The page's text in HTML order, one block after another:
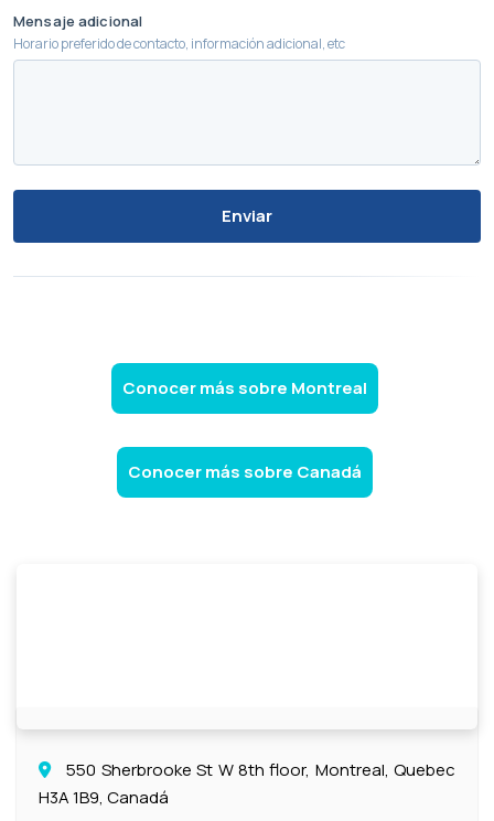
Mensaje adicional
Horario preferido de contacto, información adicional, etc
Enviar
Conocer más sobre Montreal
Conocer más sobre Canadá
550 Sherbrooke St W 8th floor, Montreal, Quebec
H3A 1B9, Canadá